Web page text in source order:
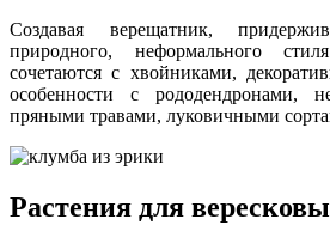
Создавая верещатник,
природного, неформального
сочетаются с хвойниками,
особенности с рододендронами,
пряными травами, луковичными
Растения для